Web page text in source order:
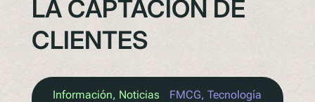
LA CAPTACIÓN DE
CLIENTES
Información, Noticias FMCG, Tecnología